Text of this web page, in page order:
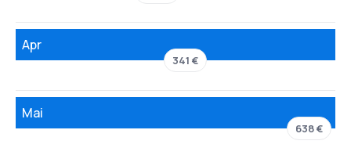
Apr
341 €
Mai
638 €